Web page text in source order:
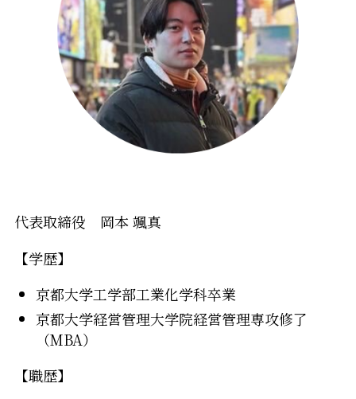
代表取締役 岡本 颯真
【学歴】
京都大学工学部工業化学科卒業
京都大学経営管理大学院経営管理専攻修了
（MBA）
【職歴】